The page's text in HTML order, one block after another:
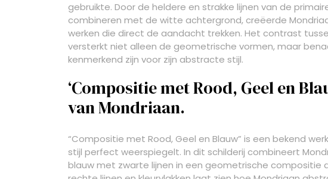
gebruikte. Door de heldere en strakke lijnen van de
combineren met de witte achtergrond, creëerde
werken die direct de aandacht trekken. Het contrast
versterkt niet alleen de geometrische vormen, maar
kenmerkend zijn voor zijn abstracte stijl.
‘Compositie met Rood, Geel en
van Mondriaan.
“Compositie met Rood, Geel en Blauw” is een bekend
stijl perfect weerspiegelt. In dit schilderij combineert
blauw met zwarte lijnen in een geometrische compositie